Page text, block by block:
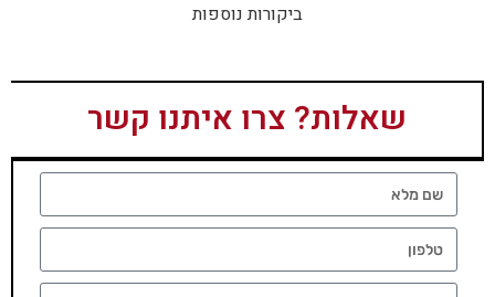
ביקורות נוספות
שאלות? צרו איתנו קשר